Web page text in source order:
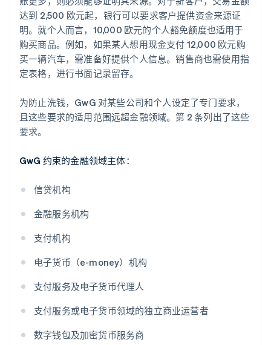
达到 2,500 欧元起，银行可以要求客户提供资金来源证
明。就个人而言，10,000 欧元的个人豁免额度也适用于
购买商品。例如，如果某人想用现金支付 12,000 欧元购
买一辆汽车，需准备好提供个人信息。销售商也需使用指
定表格，进行书面记录留存。
为防止洗钱，GwG 对某些公司和个人设定了专门要求，
且这些要求的适用范围远超金融领域。第 2 条列出了这些
要求。
GwG 约束的金融领域主体：
信贷机构
金融服务机构
支付机构
电子货币（e-money）机构
支付服务及电子货币代理人
支付服务或电子货币领域的独立商业运营者
数字钱包及加密货币服务商